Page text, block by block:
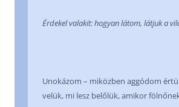
Érdekel valakit: hogyan látom, látjuk a
Unokázom – miközben aggódom
velük, mi lesz belőlük, amikor